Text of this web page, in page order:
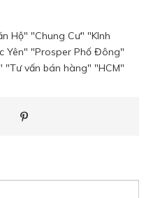
Hộ" "Chung Cư" "KInh
Yên" "Prosper Phố Đông"
"Tư vấn bán hàng" "HCM"